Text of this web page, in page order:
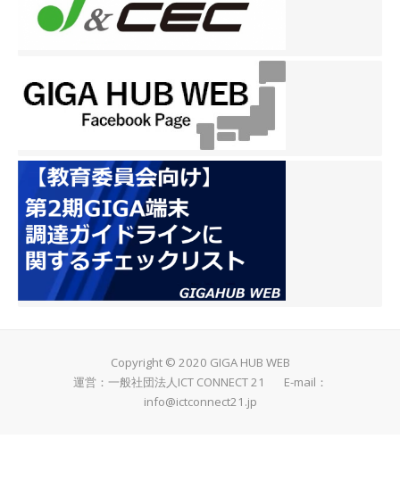
Copyright © 2020 GIGA HUB WEB
運営：一般社団法人ICT CONNECT 21 E-mail：
info@ictconnect21.jp